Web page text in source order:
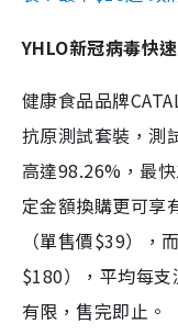
YHLO新冠病毒快
健康食品品牌
抗原測試套裝，測
高達98.26%，最
定金額換購更可享
（單售價$39），
$180），平均每
有限，售完即止。